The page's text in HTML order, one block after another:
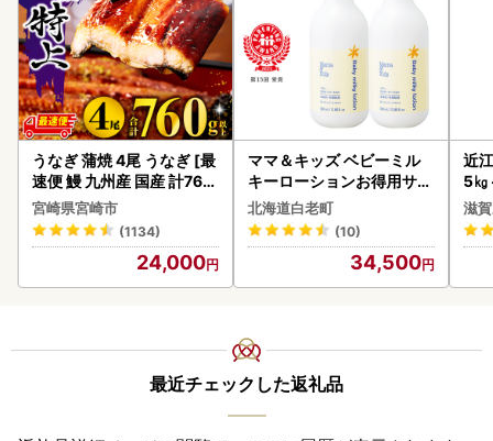
うなぎ 蒲焼 4尾 うなぎ [最
速便 鰻 九州産 国産 計760
g以上]
宮崎県宮崎市
(1134)
24,000
ママ＆キッズ ベビーミル
キーローションお得用サイ
ズ 380ml 2本セット CH21
0
北海道白老町
(10)
34,500
近
5㎏
菜
滋
最近チェックした返礼品